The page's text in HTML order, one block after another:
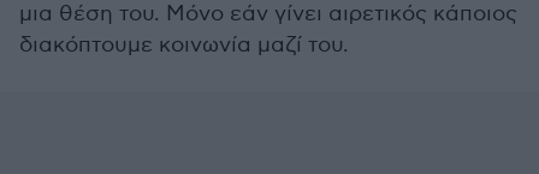
μια θέση του. Μόνο εάν γίνει αιρετικός κάποιος
διακόπτουμε κοινωνία μαζί του.